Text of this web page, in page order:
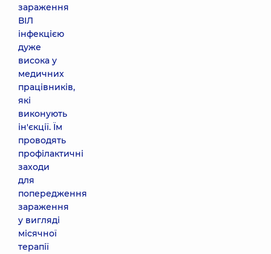
зараження
ВІЛ
інфекцією
дуже
висока у
медичних
працівників,
які
виконують
ін'єкції. Їм
проводять
профілактичні
заходи
для
попередження
зараження
у вигляді
місячної
терапії